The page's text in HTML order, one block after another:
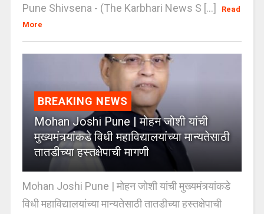
Pune Shivsena - (The Karbhari News S [...]
Read
More
BREAKING NEWS
Mohan Joshi Pune | मोहन जोशी यांची
मुख्यमंत्र्यांकडे विधी महाविद्यालयांच्या मान्यतेसाठी
तातडीच्या हस्तक्षेपाची मागणी
Mohan Joshi Pune | मोहन जोशी यांची मुख्यमंत्र्यांकडे
विधी महाविद्यालयांच्या मान्यतेसाठी तातडीच्या हस्तक्षेपाची